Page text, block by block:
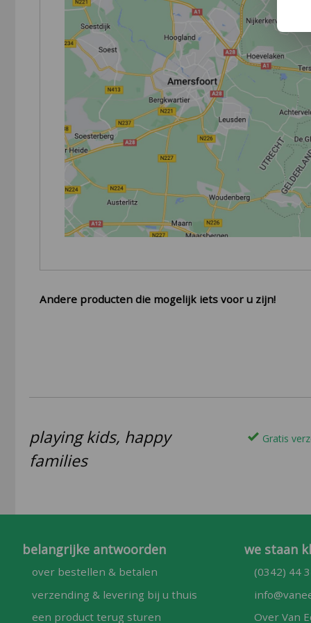
Andere producten die mogelijk iets voor u zijn!
playing kids, happy
families
Gratis
belangrijke antwoorden
over bestellen & betalen
verzending & levering bij u thuis
een product terug sturen
we staan
(0342) 44
Over Van